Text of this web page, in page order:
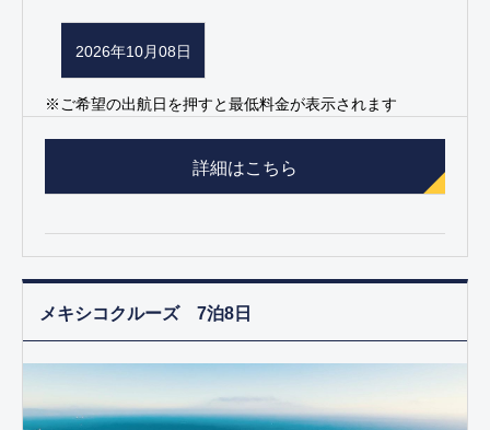
2026年10月08日
※ご希望の出航日を押すと最低料金が表示されます
詳細はこちら
メキシコクルーズ 7泊8日